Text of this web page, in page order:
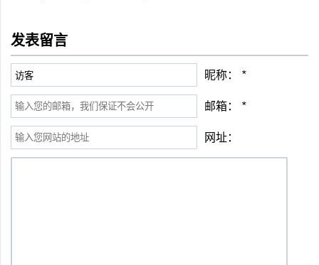
发表留言
昵称： *
邮箱： *
网址：